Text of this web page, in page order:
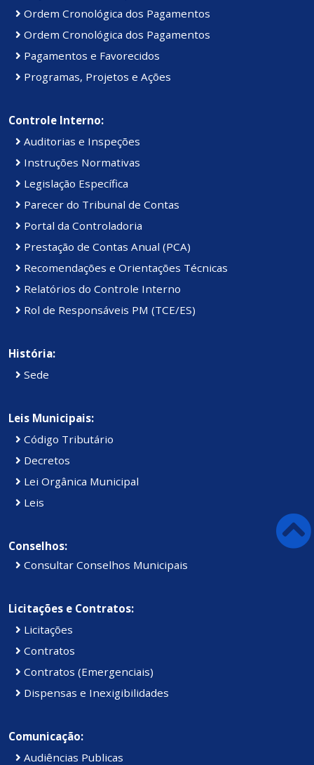
Ordem Cronológica dos Pagamentos
Ordem Cronológica dos Pagamentos
Pagamentos e Favorecidos
Programas, Projetos e Ações
Controle Interno:
Auditorias e Inspeções
Instruções Normativas
Legislação Específica
Parecer do Tribunal de Contas
Portal da Controladoria
Prestação de Contas Anual (PCA)
Recomendações e Orientações Técnicas
Relatórios do Controle Interno
Rol de Responsáveis PM (TCE/ES)
História:
Sede
Leis Municipais:
Código Tributário
Decretos
Lei Orgânica Municipal
Leis
Conselhos:
Consultar Conselhos Municipais
Licitações e Contratos:
Licitações
Contratos
Contratos (Emergenciais)
Dispensas e Inexigibilidades
Comunicação:
Audiências Publicas